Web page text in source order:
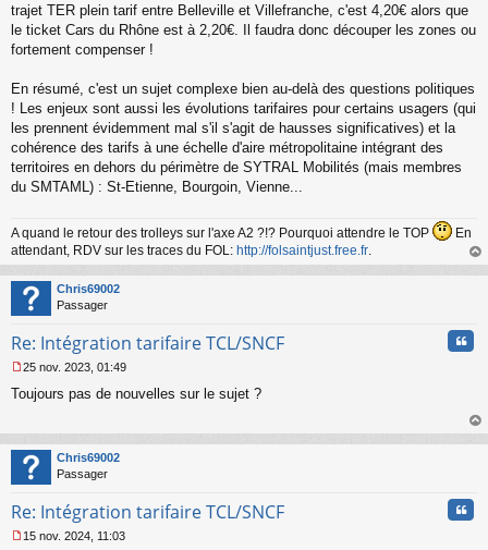
trajet TER plein tarif entre Belleville et Villefranche, c'est 4,20€ alors que
le ticket Cars du Rhône est à 2,20€. Il faudra donc découper les zones ou
fortement compenser !
En résumé, c'est un sujet complexe bien au-delà des questions politiques
! Les enjeux sont aussi les évolutions tarifaires pour certains usagers (qui
les prennent évidemment mal s'il s'agit de hausses significatives) et la
cohérence des tarifs à une échelle d'aire métropolitaine intégrant des
territoires en dehors du périmètre de SYTRAL Mobilités (mais membres
du SMTAML) : St-Etienne, Bourgoin, Vienne...
A quand le retour des trolleys sur l'axe A2 ?!? Pourquoi attendre le TOP
En
attendant, RDV sur les traces du FOL: http://folsaintjust.free.fr.
au
Chris69002
Passager
Re: Intégration tarifaire TCL/SNCF
e
a
g
e
o
l
25 nov. 2023, 01:49
Toujours pas de nouvelles sur le sujet ?
au
Chris69002
Passager
Re: Intégration tarifaire TCL/SNCF
15 nov. 2024, 11:03